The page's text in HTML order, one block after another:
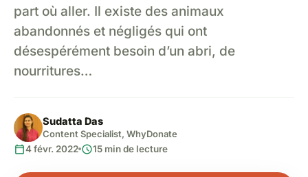
part où aller. Il existe des animaux
abandonnés et négligés qui ont
désespérément besoin d’un abri, de
nourritures…
Sudatta Das
Content Specialist, WhyDonate
calendar_today4 févr. 2022 schedule15 min de lecture